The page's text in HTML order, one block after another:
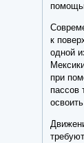
к
одной
при
пассов